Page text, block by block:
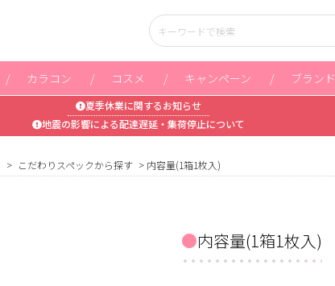
カラコン コスメ キャンペーン ブランド
夏季休業に関するお知らせ
地震の影響による配達遅延・集荷停止について
こだわりスペックから探す 内容量(1箱1枚入)
内容量(1箱1枚入)